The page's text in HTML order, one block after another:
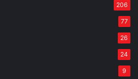
206
77
26
24
9